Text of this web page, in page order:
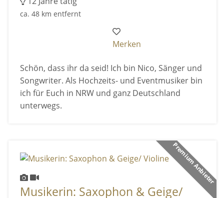
ca. 48 km entfernt
Merken
Schön, dass ihr da seid! Ich bin Nico, Sänger und
Songwriter. Als Hochzeits- und Eventmusiker bin
ich für Euch in NRW und ganz Deutschland
unterwegs.
Premium Anbieter
Musikerin: Saxophon & Geige/